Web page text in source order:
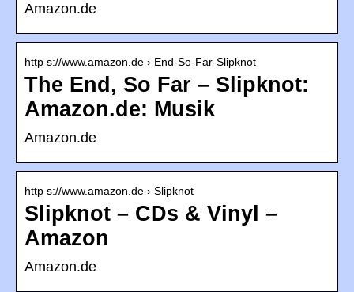
Amazon.de
http s://www.amazon.de › End-So-Far-Slipknot
The End, So Far – Slipknot:
Amazon.de: Musik
Amazon.de
http s://www.amazon.de › Slipknot
Slipknot – CDs & Vinyl –
Amazon
Amazon.de